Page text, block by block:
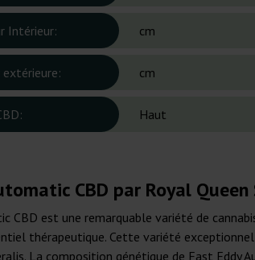
Intérieur: cm
cm
Haut
CBD par Royal
CBD est une remarquable variété de
thérapeutique. Cette variété
La composition génétique de Fast Eddy